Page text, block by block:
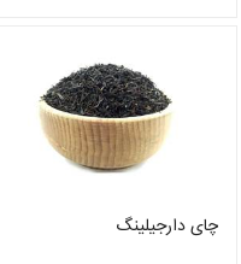
چای دارجیلینگ